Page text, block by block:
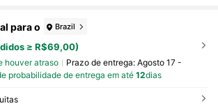
para o Brazil
≥ R$69,00)
houver atraso Prazo de entrega: Agosto 17 -
probabilidade de entrega em até 12dias